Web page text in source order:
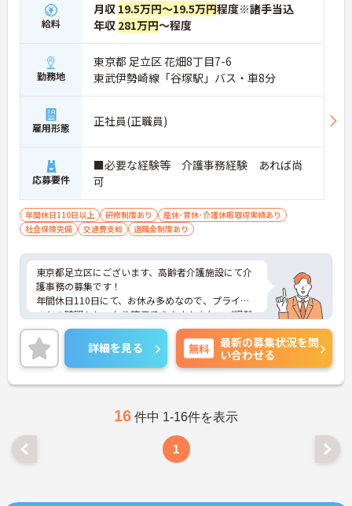
給料
月収 19.5万円～19.5万円程度※諸手当込
年収 281万円～程度
勤務地
東京都 足立区 花畑8丁目7-6
東武伊勢崎線「谷塚駅」バス・車8分
雇用形態 正社員(正職員)
応募要件
■必要な経験等 介護事務経験 あれば尚
可
年間休日110日以上 研修制度あり
産休･育休･介護休暇取得実績あり
社会保険完備
交通費支給 退職金制度あり
東京都足立区にございます、高齢者介護施設にて介
護事務の募集です！
年間休日110日にて、お休み多めなので、プライベ
ートの時間もしっかり確保できます！また、ご経験
を活かしたご勤務が可能です◎
育児休暇や介護休暇の取得実績もございますので、
ライフステージに合わせたご就業が可能です。
ご興味のある方は、マイナビ介護職までお問い合わ
せください。
詳細を見る 無料
最新の募集状況を問
い合わせる
16 件中 1-16件を表示
1